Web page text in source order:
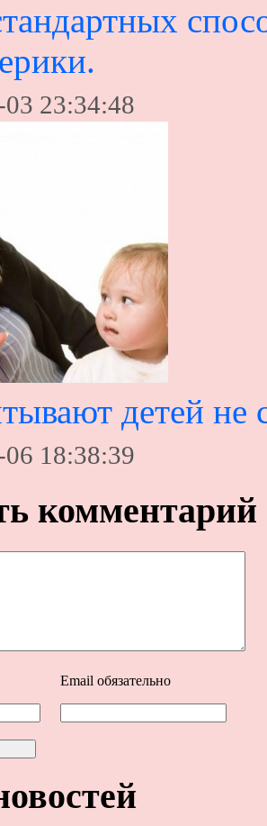
23:34:48
детей не
18:38:39
комментарий
Email обязательно